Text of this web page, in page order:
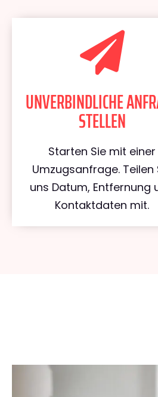
UNVERBINDLICHE
STELLEN
Starten Sie mit einer
Umzugsanfrage. Teilen
uns Datum, Entfernung
Kontaktdaten mit.